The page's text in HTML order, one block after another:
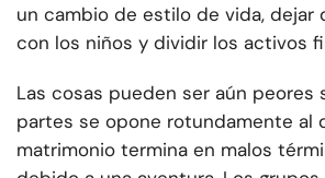
un cambio de estilo de vida, dejar
con los niños y dividir los activos
Las cosas pueden ser aún peores
partes se opone rotundamente al
matrimonio termina en malos